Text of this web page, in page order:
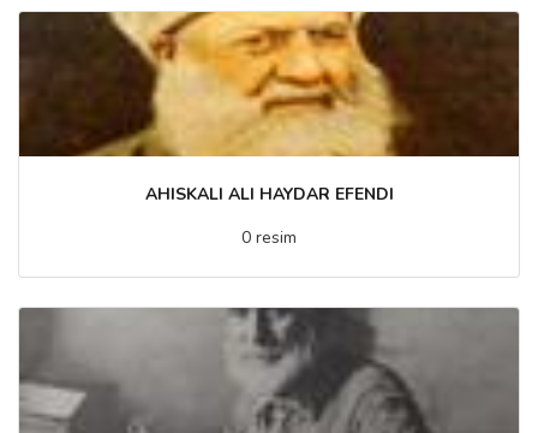
AHISKALI ALI HAYDAR EFENDI
0 resim